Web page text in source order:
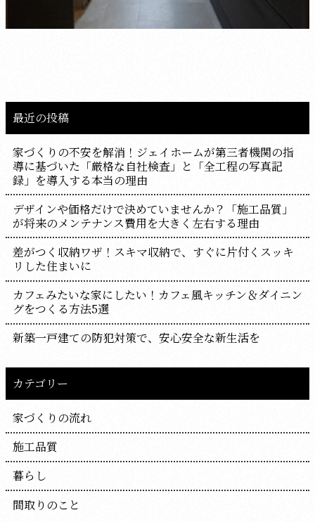
最近の投稿
家づくりの不安を解消！ジェイホームが第三者機関の指
導に基づいた「厳格な自社検査」と「全工程の写真記
録」を導入する本当の理由
デザインや価格だけで決めていませんか？「施工品質」
が将来のメンテナンス費用を大きく左右する理由
差がつく収納ワザ！スキマ収納で、すぐに片付くスッキ
リした住まいに
カフェみたいな家にしたい！カフェ風キッチン＆ダイニン
グをつくる方法5選
新築一戸建ての防犯対策で、安心安全な新生活を
カテゴリー
家づくりの流れ
施工品質
暮らし
間取りのこと